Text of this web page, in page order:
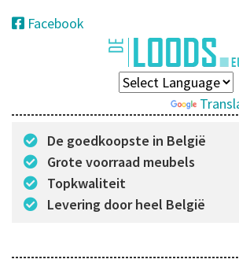
Facebook
De goedkoopste in België
Grote voorraad meubels
Topkwaliteit
Levering door heel België